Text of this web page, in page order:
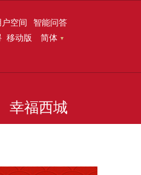
空间
智能问答
移动版 简体
幸福西城